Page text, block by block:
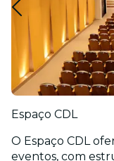
Espaço CDL
O Espaço CDL
eventos, com